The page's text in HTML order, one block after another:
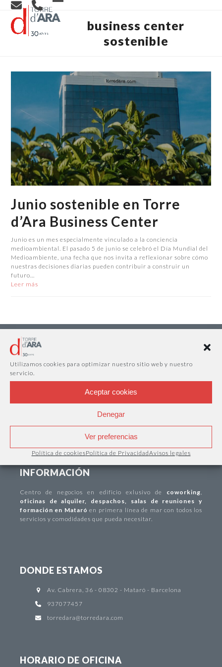
Utilizamos cookies para optimizar nuestro sitio web y nuestro
servicio.
Aceptar cookies
Denegar
Ver preferencias
Política de cookiesPolítica de PrivacidadAvisos legales
Skip
content
Open
Close
business center
sostenible
Junio sostenible en Torre
d’Ara Business Center
Junio es un mes especialmente vinculado a la conciencia
medioambiental. El pasado 5 de junio se celebró el Día Mundial del
Medioambiente, una fecha que nos invita a reflexionar sobre cómo
nuestras decisiones diarias pueden contribuir a construir un
futuro…
Leer más
INFORMACIÓN
Centro de negocios en edificio exlusivo de coworking,
oficinas de alquiler, despachos, salas de reuniones y
formación en Mataróen primera línea de mar con todos los
servicios y comodidades que pueda necesitar.
DONDE ESTAMOS
Av. Cabrera, 36 - 08302 - Mataró - Barcelona
937077457
torredara@torredara.com
HORARIO DE OFICINA